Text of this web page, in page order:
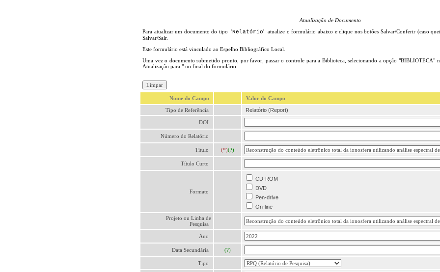
Atualização de Documento
Para atualizar um documento do tipo 'Relatório' atualize o formulário abaixo e clique nos botões Salvar/Conferir (caso
Salvar/Sair.
Este formulário está vinculado ao Espelho Bibliográfico Local.
Uma vez o documento submetido pronto, por favor, passar o controle para a Biblioteca, selecionando a opção "BIBLIOTECA"
Atualização para:" no final do formulário.
Nome do Campo
Valor do Campo
Tipo de Referência
Relatório (Report)
DOI
Número do Relatório
Título (*)(?)
Título Curto
Formato
CD-ROM
DVD
Pen-drive
On-line
Projeto ou Linha de
Pesquisa
Ano
Data Secundária (?)
Tipo